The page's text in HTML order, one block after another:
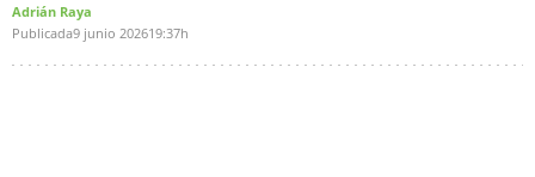
Adrián Raya
Publicada9 junio 202619:37h